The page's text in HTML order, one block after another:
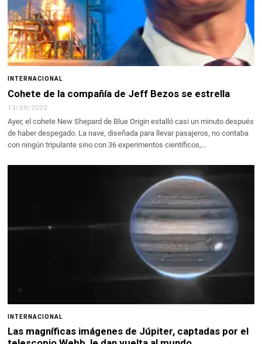
INTERNACIONAL
Cohete de la compañía de Jeff Bezos se estrella
13/09/2022
Ayer, el cohete New Shepard de Blue Origin estalló casi un minuto después
de haber despegado. La nave, diseñada para llevar pasajeros, no contaba
con ningún tripulante sino con 36 experimentos científicos,…
INTERNACIONAL
Las magníficas imágenes de Júpiter, captadas por el